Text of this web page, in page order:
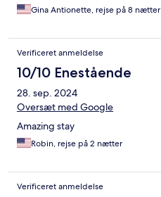
Gina Antionette, rejse på 8 nætter
Verificeret anmeldelse
10/10 Enestående
28. sep. 2024
Oversæt med Google
Amazing stay
Robin, rejse på 2 nætter
Verificeret anmeldelse